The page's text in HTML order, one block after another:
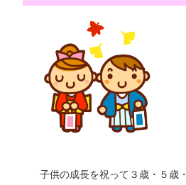
子供の成長を祝って３歳・５歳